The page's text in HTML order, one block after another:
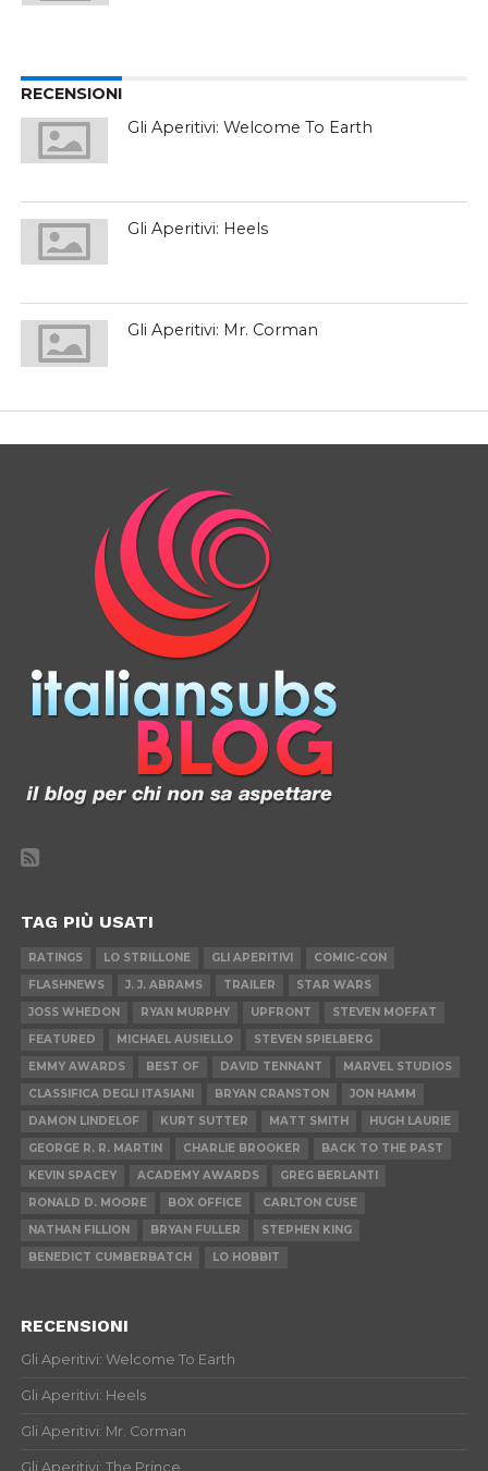
RECENSIONI
Gli Aperitivi: Welcome To Earth
Gli Aperitivi: Heels
Gli Aperitivi: Mr. Corman
TAG PIÙ USATI
RATINGS LO STRILLONE GLI APERITIVI
COMIC-CON
FLASHNEWS
J. J. ABRAMS TRAILER
STAR WARS
JOSS WHEDON
RYAN MURPHY UPFRONT
STEVEN MOFFAT
FEATURED
MICHAEL AUSIELLO
STEVEN SPIELBERG
EMMY AWARDS
BEST OF DAVID TENNANT
MARVEL STUDIOS
CLASSIFICA DEGLI ITASIANI
BRYAN CRANSTON
JON HAMM
DAMON LINDELOF
KURT SUTTER MATT SMITH
HUGH LAURIE
GEORGE R. R. MARTIN
CHARLIE BROOKER
BACK TO THE PAST
KEVIN SPACEY
ACADEMY AWARDS
GREG BERLANTI
RONALD D. MOORE
BOX OFFICE
CARLTON CUSE
NATHAN FILLION
BRYAN FULLER
STEPHEN KING
BENEDICT CUMBERBATCH
LO HOBBIT
RECENSIONI
Gli Aperitivi: Welcome To Earth
Gli Aperitivi: Heels
Gli Aperitivi: Mr. Corman
Gli Aperitivi: The Prince